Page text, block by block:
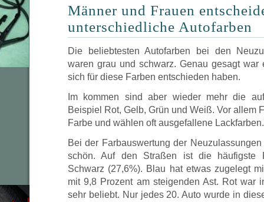
Männer und Frauen
unterschiedliche Autofarben
Die beliebtesten Autofarben bei den
waren grau und schwarz. Genau gesagt
sich für diese Farben entschieden haben.
Im kommen sind aber wieder mehr die
Beispiel Rot, Gelb, Grün und Weiß. Vor allem
Farbe und wählen oft ausgefallene Lackfarben.
Bei der Farbauswertung der
schön. Auf den Straßen ist die häufigste
Schwarz (27,6%). Blau hat etwas zugelegt
mit 9,8 Prozent am steigenden Ast. Rot war
sehr beliebt. Nur jedes 20. Auto wurde in